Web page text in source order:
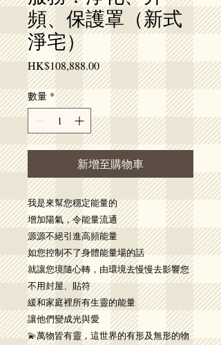
頻、保護罩（新式
淨宅）
HK$108,888.00價
格
數量 *
新增至購物車
我是來幫您穩定能量的
增加陽氣，令能量流通
源源不絕引進高頻能量
如您控制不了身體能量場的話
就讓您境隨心轉，由環境去慢慢去影響您
不用封屋、貼符
緩和家庭裡所有生靈的能量
讓他們變成光與愛
💫萬物皆有靈，這世界的有形及無形的物